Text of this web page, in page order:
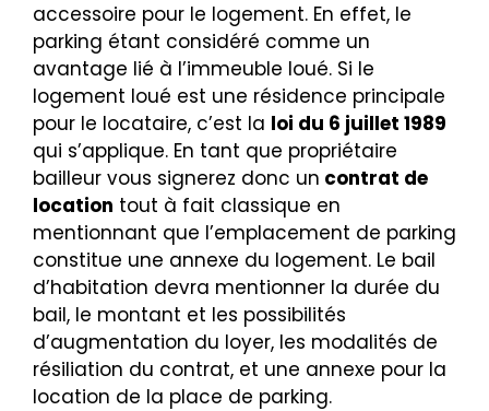
accessoire pour le logement. En effet, le
parking étant considéré comme un
avantage lié à l’immeuble loué. Si le
logement loué est une résidence principale
pour le locataire, c’est la loi du 6 juillet 1989
qui s’applique. En tant que propriétaire
bailleur vous signerez donc un contrat de
location tout à fait classique en
mentionnant que l’emplacement de parking
constitue une annexe du logement. Le bail
d’habitation devra mentionner la durée du
bail, le montant et les possibilités
d’augmentation du loyer, les modalités de
résiliation du contrat, et une annexe pour la
location de la place de parking.